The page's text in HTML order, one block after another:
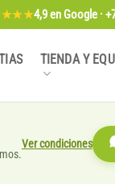
4,9en Google ·
TIENDA Y
Ver condiciones